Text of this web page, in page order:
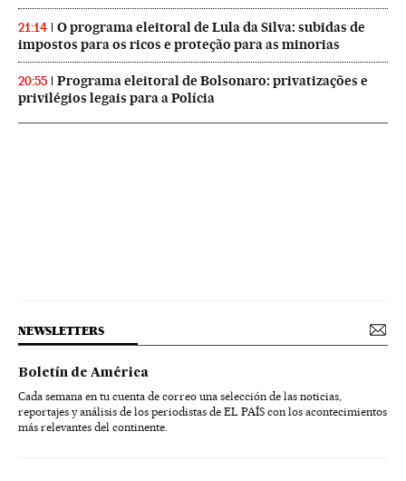
21:14
O programa eleitoral de Lula da Silva: subidas de
impostos para os ricos e proteção para as minorias
20:55
Programa eleitoral de Bolsonaro: privatizações e
privilégios legais para a Polícia
NEWSLETTERS
Boletín de América
Cada semana en tu cuenta de correo una selección de las noticias,
reportajes y análisis de los periodistas de EL PAÍS con los acontecimientos
más relevantes del continente.